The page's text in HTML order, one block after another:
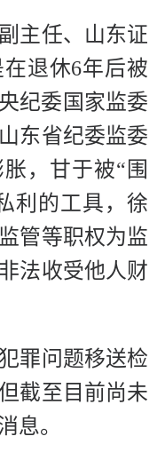
主任、山东证
退休6年后被
纪委国家监委
东省纪委监委
，甘于被“围
利的工具，徐
管等职权为监
法收受他人财
罪问题移送检
截至目前尚未
息。